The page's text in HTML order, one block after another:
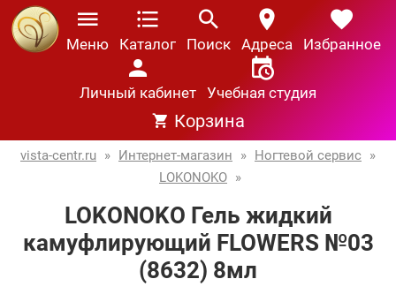
Меню Каталог Поиск Адреса Избранное
Личный кабинет Учебная студия
Корзина
vista-centr.ru » Интернет-магазин » Ногтевой сервис »
LOKONOKO »
LOKONOKO Гель жидкий
камуфлирующий FLOWERS №03
(8632) 8мл